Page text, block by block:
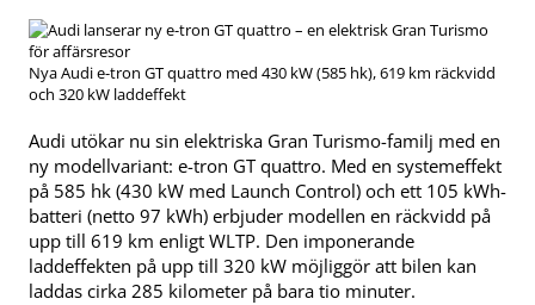
Nya Audi e-tron GT quattro med 430 kW (585 hk), 619 km räckvidd
och 320 kW laddeffekt
Audi utökar nu sin elektriska Gran Turismo-familj med en
ny modellvariant: e-tron GT quattro. Med en systemeffekt
på 585 hk (430 kW med Launch Control) och ett 105 kWh-
batteri (netto 97 kWh) erbjuder modellen en räckvidd på
upp till 619 km enligt WLTP. Den imponerande
laddeffekten på upp till 320 kW möjliggör att bilen kan
laddas cirka 285 kilometer på bara tio minuter.